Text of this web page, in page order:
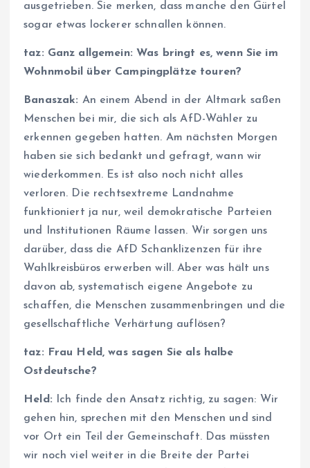
ausgetrieben. Sie merken, dass manche den Gürtel
sogar etwas lockerer schnallen können.
taz: Ganz allgemein: Was bringt es, wenn Sie im
Wohnmobil über Campingplätze touren?
Banaszak: An einem Abend in der Altmark saßen
Menschen bei mir, die sich als AfD-Wähler zu
erkennen gegeben hatten. Am nächsten Morgen
haben sie sich bedankt und gefragt, wann wir
wiederkommen. Es ist also noch nicht alles
verloren. Die rechtsextreme Landnahme
funktioniert ja nur, weil demokratische Parteien
und Institutionen Räume lassen. Wir sorgen uns
darüber, dass die AfD Schanklizenzen für ihre
Wahlkreisbüros erwerben will. Aber was hält uns
davon ab, systematisch eigene Angebote zu
schaffen, die Menschen zusammenbringen und die
gesellschaftliche Verhärtung auflösen?
taz: Frau Held, was sagen Sie als halbe
Ostdeutsche?
Held: Ich finde den Ansatz richtig, zu sagen: Wir
gehen hin, sprechen mit den Menschen und sind
vor Ort ein Teil der Gemeinschaft. Das müssten
wir noch viel weiter in die Breite der Partei